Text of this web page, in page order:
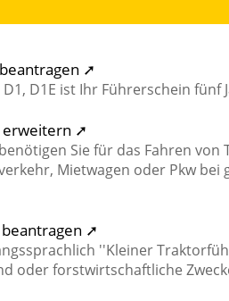
➚
D1, D1E ist Ihr Führerschein fünf
erweitern ➚
Sie für das Fahren von
Mietwagen oder Pkw
➚
''Kleiner
oder forstwirtschaftliche